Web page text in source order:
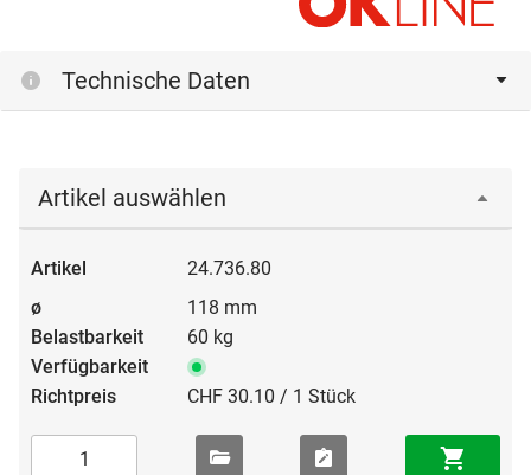
Technische Daten
Artikel auswählen
24.736.80
118 mm
60 kg
CHF 30.10 / 1 Stück